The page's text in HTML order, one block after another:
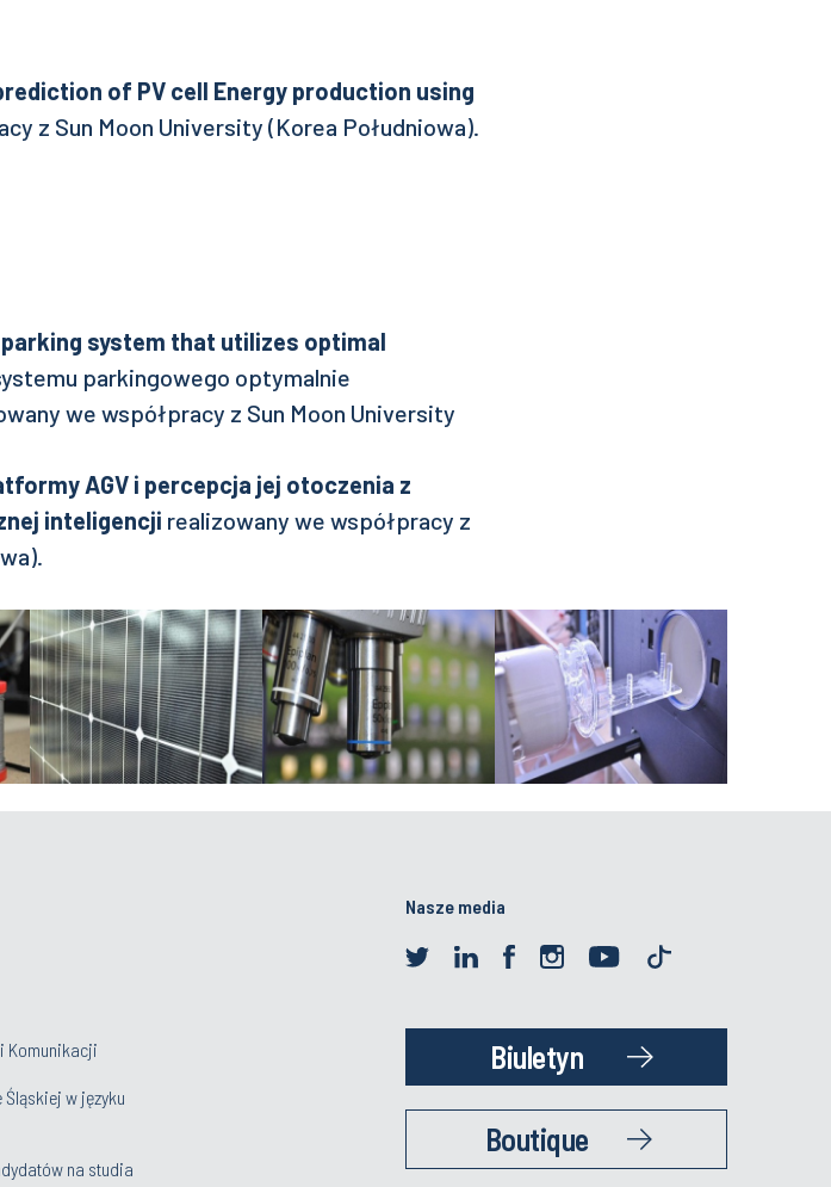
of PV cell Energy production using
z Sun Moon University (Korea Południowa).
system that utilizes optimal
parkingowego optymalnie
we współpracy z Sun Moon University
AGV i percepcja jej otoczenia z
inteligencji realizowany we współpracy z
Komunikacji
w języku
na studia
Nasze media
Biuletyn
Boutique